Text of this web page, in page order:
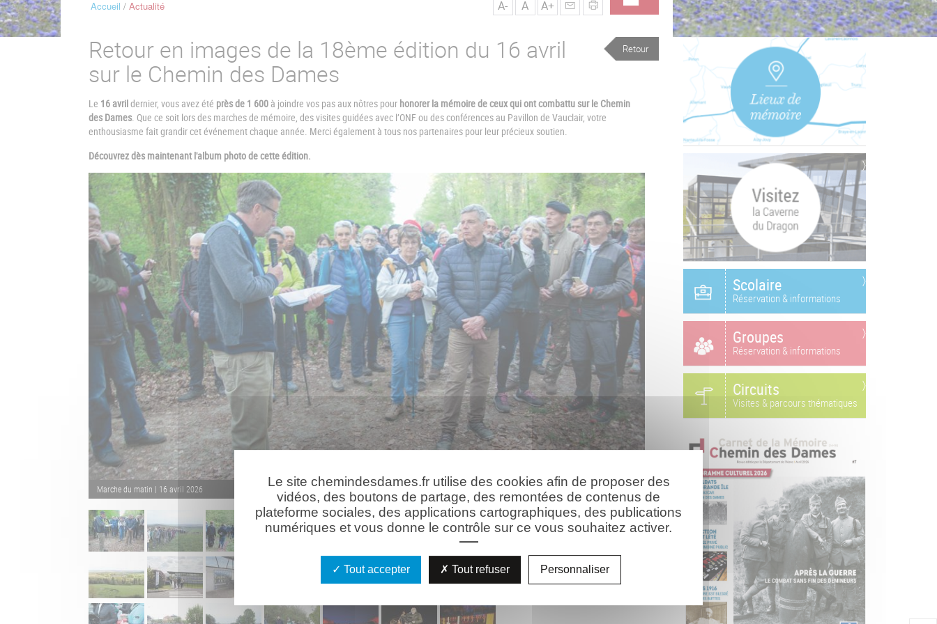
FilAccueil Actualité A- A A+
Retour
Retour en images de la 18ème édition du 16 avril
sur le Chemin des Dames
Le 16 avrildernier, vous avez été près de 1 600 à joindre vos pas aux nôtres pour honorer la mémoire de ceux qui ont combattu sur le Chemin
des Dames. Que ce soit lors des marches de mémoire, des visites guidées avec l’ONF ou des conférences au Pavillon de Vauclair, votre
enthousiasme fait grandir cet événement chaque année. Merci également à tous nos partenaires pour leur précieux soutien.
Découvrez dès maintenant l'album photo de cette édition.
Marche du matin | 16 avril 2026 Marche du soir | 16 avril 2026
Scolaire
Réservation & informations
Groupes
Réservation & informations
Circuits
Visites & parcours thématiques
Le site chemindesdames.fr utilise des cookies afin de proposer des
vidéos, des boutons de partage, des remontées de contenus de
plateforme sociales, des applications cartographiques, des publications
numériques et vous donne le contrôle sur ce vous souhaitez activer.
Tout accepter Tout refuser Personnaliser